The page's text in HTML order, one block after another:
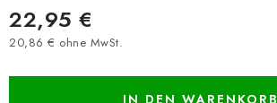
22,95 €
20,86 € ohne MwSt.
IN DEN WARENKORB